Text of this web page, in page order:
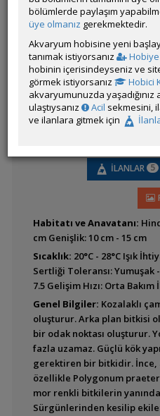
'Cuba'
İLANLAR 5
Habitatı ve Anavatanı:
cm Genişlik: 10 cm - 15 cm
Sıcaklık: 20°C - 28°C Işık
Sertliği Toleransı: Yumuşak
7.5 Gelişim Hızı: Orta
Genel Bilgiler: Kozalaklı
oluşturur. Arka plan bitkisi
bir odak noktası oluşturur.
fazla uzamaz. Güçlü kök
gerektiren bir bitkidir. İnce,
özellikle Polygonum
mor renkli bitkilerin
Sürgünlerinden kesilip
bölümlerde paylaşım
üye olmanız gerekmektedir.
Akvaryum hobisine yeni
tanımak istiyorsanız
Hobiye
hobinin içerisindeyseniz ve
görmek istiyorsanız
Hobici
akvaryumunuzda
ulaştıysanız
Acil sekmesini,
ve ilanlara gitmek için